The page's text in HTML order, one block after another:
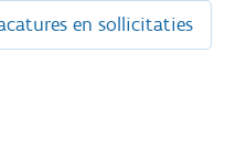
en sollicitaties